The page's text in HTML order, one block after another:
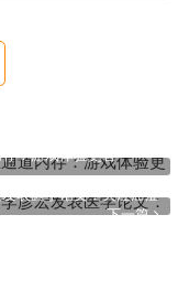
：游戏体验更香
下一篇
表医学论文：关注癌症